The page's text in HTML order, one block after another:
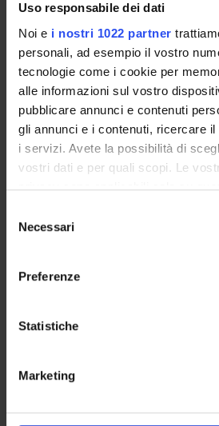
Uso responsabile dei dati
Noi e i nostri 1022 partner
personali, ad esempio il vostro
tecnologie come i cookie per
alle informazioni sul vostro
pubblicare annunci e contenuti
gli annunci e i contenuti, ricercare
i servizi. Avete la possibilità di
vostri dati e per quali scopi. Le
privacy sono applicabili solo su
modificare o revocare il proprio
momento dalla Dichiarazione sui
raccogliere informazioni
geografica, con
Identificare il tuo
delNecessari
Preferenze
Statistiche
Marketing
COMMISSIONI
UFFICI E STRUTTURE DI SERVIZIO
SERVIZI DI SEGRETERIA STUDENTI
STRUTTURE DEL DIPARTIMENTO
BIBLIOTECHE
CENTRI
LABORATORI
Persone
Calendario